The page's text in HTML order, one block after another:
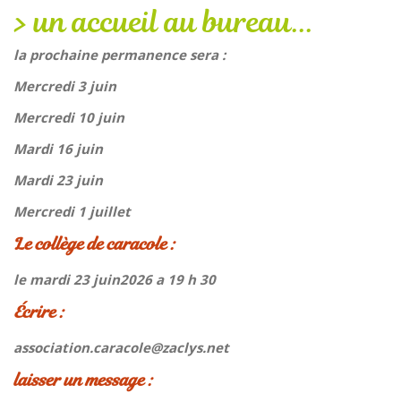
un accueil au bureau...
la prochaine permanence sera :
Mercredi 3 juin
Mercredi 10 juin
Mardi 16 juin
Mardi 23 juin
Mercredi 1 juillet
Le collège de caracole :
le mardi 23 juin2026 a 19 h 30
Écrire :
association.caracole@zaclys.net
laisser un message :